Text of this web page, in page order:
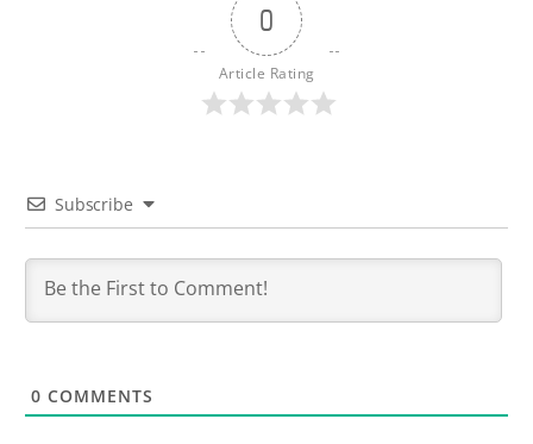
0
Article Rating
Subscribe
0 COMMENTS